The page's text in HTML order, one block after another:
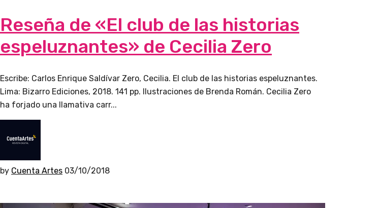
Reseña de «El club de las historias
espeluznantes» de Cecilia Zero
Escribe: Carlos Enrique Saldívar Zero, Cecilia. El club de las historias espeluznantes.
Lima: Bizarro Ediciones, 2018. 141 pp. Ilustraciones de Brenda Román. Cecilia Zero
ha forjado una llamativa carr...
by Cuenta Artes 03/10/2018